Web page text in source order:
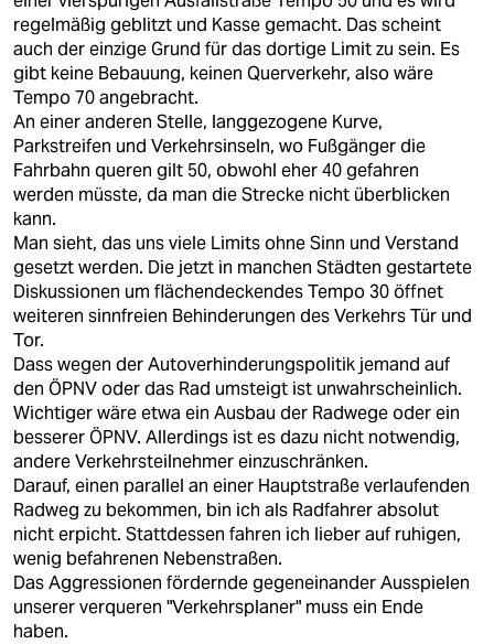
regelmäßig geblitzt und Kasse gemacht. Das scheint
auch der einzige Grund für das dortige Limit zu sein. Es
gibt keine Bebauung, keinen Querverkehr, also wäre
Tempo 70 angebracht.
An einer anderen Stelle, langgezogene Kurve,
Parkstreifen und Verkehrsinseln, wo Fußgänger die
Fahrbahn queren gilt 50, obwohl eher 40 gefahren
werden müsste, da man die Strecke nicht überblicken
kann.
Man sieht, das uns viele Limits ohne Sinn und Verstand
gesetzt werden. Die jetzt in manchen Städten gestartete
Diskussionen um flächendeckendes Tempo 30 öffnet
weiteren sinnfreien Behinderungen des Verkehrs Tür und
Tor.
Dass wegen der Autoverhinderungspolitik jemand auf
den ÖPNV oder das Rad umsteigt ist unwahrscheinlich.
Wichtiger wäre etwa ein Ausbau der Radwege oder ein
besserer ÖPNV. Allerdings ist es dazu nicht notwendig,
andere Verkehrsteilnehmer einzuschränken.
Darauf, einen parallel an einer Hauptstraße verlaufenden
Radweg zu bekommen, bin ich als Radfahrer absolut
nicht erpicht. Stattdessen fahren ich lieber auf ruhigen,
wenig befahrenen Nebenstraßen.
Das Aggressionen fördernde gegeneinander Ausspielen
unserer verqueren "Verkehrsplaner" muss ein Ende
haben.